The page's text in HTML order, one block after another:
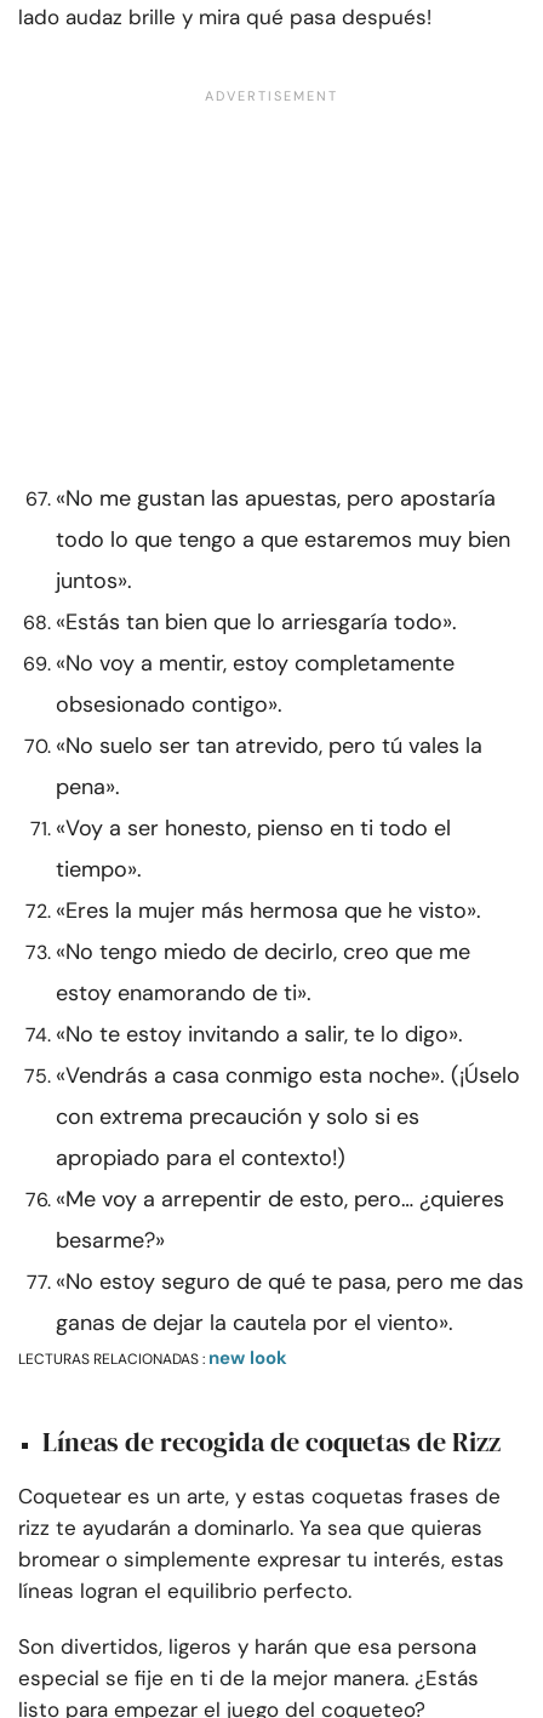
lado audaz brille y mira qué pasa después!
«No me gustan las apuestas, pero apostaría
todo lo que tengo a que estaremos muy bien
juntos».
«Estás tan bien que lo arriesgaría todo».
«No voy a mentir, estoy completamente
obsesionado contigo».
«No suelo ser tan atrevido, pero tú vales la
pena».
«Voy a ser honesto, pienso en ti todo el
tiempo».
«Eres la mujer más hermosa que he visto».
«No tengo miedo de decirlo, creo que me
estoy enamorando de ti».
«No te estoy invitando a salir, te lo digo».
«Vendrás a casa conmigo esta noche». (¡Úselo
con extrema precaución y solo si es
apropiado para el contexto!)
«Me voy a arrepentir de esto, pero… ¿quieres
besarme?»
«No estoy seguro de qué te pasa, pero me das
ganas de dejar la cautela por el viento».
LECTURAS RELACIONADAS : new look
Líneas de recogida de coquetas de Rizz
Coquetear es un arte, y estas coquetas frases de
rizz te ayudarán a dominarlo. Ya sea que quieras
bromear o simplemente expresar tu interés, estas
líneas logran el equilibrio perfecto.
Son divertidos, ligeros y harán que esa persona
especial se fije en ti de la mejor manera. ¿Estás
listo para empezar el juego del coqueteo?